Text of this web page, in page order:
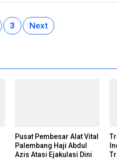
3 Next
Pusat Pembesar Alat Vital
Palembang Haji Abdul
Azis Atasi Ejakulasi Dini